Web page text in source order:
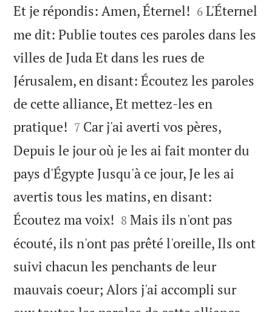
Et je répondis: Amen, Éternel! 

6 L'Éternel
me dit: Publie toutes ces paroles dans les
villes de Juda Et dans les rues de
Jérusalem, en disant: Écoutez les paroles
de cette alliance, Et mettez-les en
pratique! 

7 Car j'ai averti vos pères,
Depuis le jour où je les ai fait monter du
pays d'Égypte Jusqu'à ce jour, Je les ai
avertis tous les matins, en disant:
Écoutez ma voix! 

8 Mais ils n'ont pas
écouté, ils n'ont pas prêté l'oreille, Ils ont
suivi chacun les penchants de leur
mauvais coeur; Alors j'ai accompli sur